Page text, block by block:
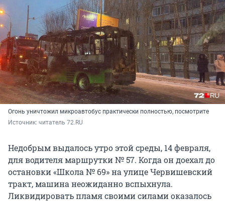
Огонь уничтожил микроавтобус практически полностью, посмотрите
Источник: читатель 72.RU
Недобрым выдалось утро этой среды, 14 февраля,
для водителя маршрутки № 57. Когда он доехал до
остановки «Школа № 69» на улице Червишевский
тракт, машина неожиданно вспыхнула.
Ликвидировать пламя своими силами оказалось